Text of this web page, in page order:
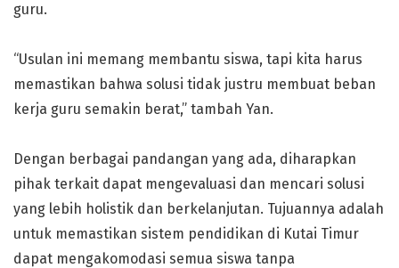
guru.
“Usulan ini memang membantu siswa, tapi kita harus
memastikan bahwa solusi tidak justru membuat beban
kerja guru semakin berat,” tambah Yan.
Dengan berbagai pandangan yang ada, diharapkan
pihak terkait dapat mengevaluasi dan mencari solusi
yang lebih holistik dan berkelanjutan. Tujuannya adalah
untuk memastikan sistem pendidikan di Kutai Timur
dapat mengakomodasi semua siswa tanpa